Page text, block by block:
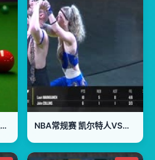
斯诺克上海大师赛四分之一决赛：赵心童VS尼尔·罗伯逊 NBA常规赛 凯尔特人VS步行者 20240107